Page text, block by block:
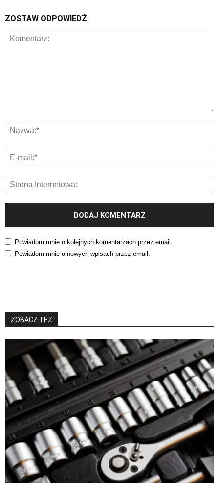
ZOSTAW ODPOWIEDŹ
Powiadom mnie o kolejnych komentarzach przez email.
Powiadom mnie o nowych wpisach przez email.
ZOBACZ TEŻ